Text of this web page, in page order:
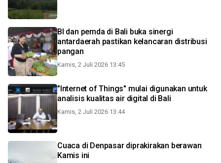
BI dan pemda di Bali buka sinergi
antardaerah pastikan kelancaran distribusi
pangan
Kamis, 2 Juli 2026 13:45
"Internet of Things" mulai digunakan untuk
analisis kualitas air digital di Bali
Kamis, 2 Juli 2026 13:44
Cuaca di Denpasar diprakirakan berawan
Kamis ini